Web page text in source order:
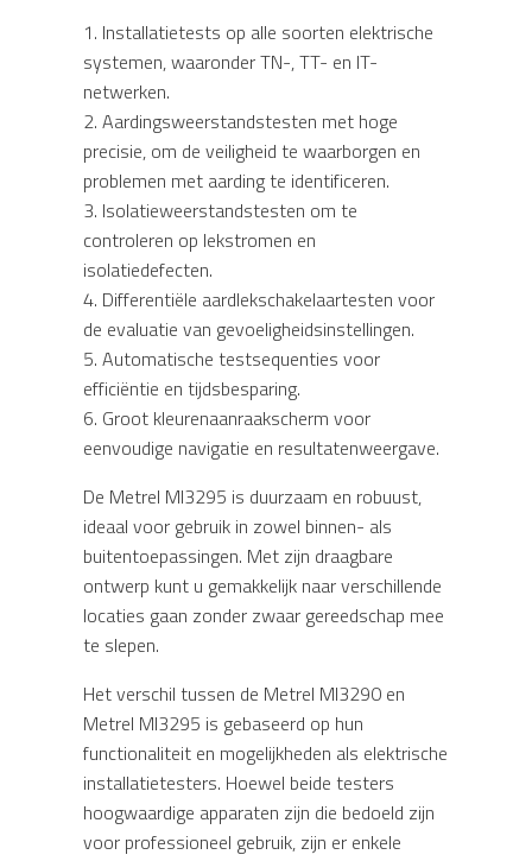
1. Installatietests op alle soorten elektrische
systemen, waaronder TN-, TT- en IT-
netwerken.
2. Aardingsweerstandstesten met hoge
precisie, om de veiligheid te waarborgen en
problemen met aarding te identificeren.
3. Isolatieweerstandstesten om te
controleren op lekstromen en
isolatiedefecten.
4. Differentiële aardlekschakelaartesten voor
de evaluatie van gevoeligheidsinstellingen.
5. Automatische testsequenties voor
efficiëntie en tijdsbesparing.
6. Groot kleurenaanraakscherm voor
eenvoudige navigatie en resultatenweergave.
De Metrel MI3295 is duurzaam en robuust,
ideaal voor gebruik in zowel binnen- als
buitentoepassingen. Met zijn draagbare
ontwerp kunt u gemakkelijk naar verschillende
locaties gaan zonder zwaar gereedschap mee
te slepen.
Het verschil tussen de Metrel MI3290 en
Metrel MI3295 is gebaseerd op hun
functionaliteit en mogelijkheden als elektrische
installatietesters. Hoewel beide testers
hoogwaardige apparaten zijn die bedoeld zijn
voor professioneel gebruik, zijn er enkele